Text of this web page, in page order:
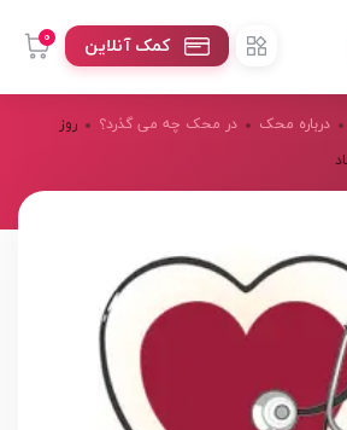
0 کمک آنلاین
درباره محک
در محک چه می گذرد؟
روز